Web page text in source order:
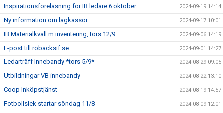
Inspirationsföreläsning för IB ledare 6 oktober 2024-09-19 14:14
Ny information om lagkassor 2024-09-17 10:01
IB Materialkväll m inventering, tors 12/9 2024-09-06 14:19
E-post till robacksif.se 2024-09-01 14:27
Ledarträff Innebandy *tors 5/9* 2024-08-29 09:05
Utbildningar VB innebandy 2024-08-22 13:10
Coop Inköpstjänst 2024-08-19 14:57
Fotbollslek startar söndag 11/8 2024-08-09 12:01